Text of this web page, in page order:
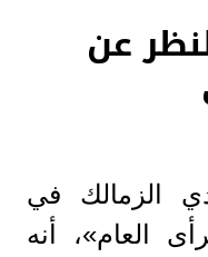
عن
الزمالك في
العام»، أنه